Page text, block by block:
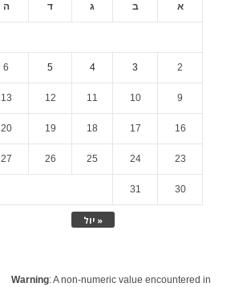
א ב ג ד ה
« יול
2
3
4
5
6
9
10
11
12
13
16
17
18
19
20
23
24
25
26
27
30
31
Warning: A non-numeric value encountered in